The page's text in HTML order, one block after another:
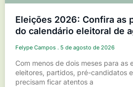
Eleições 2026: Confira as
do calendário eleitoral de
Felype Campos 5 de agosto de 2026
Com menos de dois meses para as
eleitores, partidos, pré-candidatos
precisam ficar atentos a